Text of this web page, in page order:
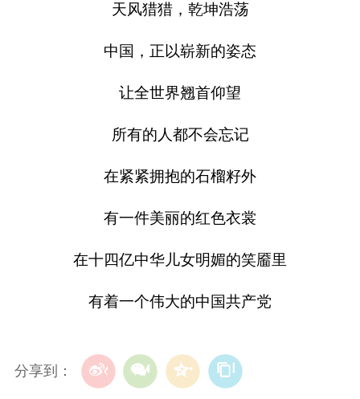
天风猎猎，乾坤浩荡
中国，正以崭新的姿态
让全世界翘首仰望
所有的人都不会忘记
在紧紧拥抱的石榴籽外
有一件美丽的红色衣裳
在十四亿中华儿女明媚的笑靥里
有着一个伟大的中国共产党
分享到：